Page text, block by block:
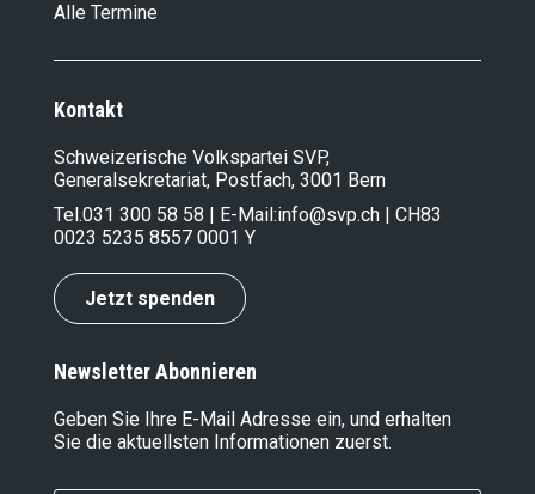
Alle Termine
Kontakt
Schweizerische Volkspartei SVP,
Generalsekretariat, Postfach, 3001 Bern
Tel.031 300 58 58 | E-Mail:info@svp.ch | CH83
0023 5235 8557 0001 Y
Jetzt spenden
Newsletter Abonnieren
Geben Sie Ihre E-Mail Adresse ein, und erhalten
Sie die aktuellsten Informationen zuerst.